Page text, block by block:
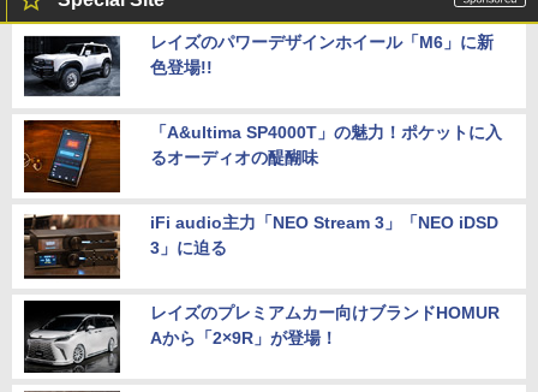
レイズのパワーデザインホイール「M6」に新
色登場!!
「A&ultima SP4000T」の魅力！ポケットに入
るオーディオの醍醐味
iFi audio主力「NEO Stream 3」「NEO iDSD
3」に迫る
レイズのプレミアムカー向けブランドHOMUR
Aから「2×9R」が登場！